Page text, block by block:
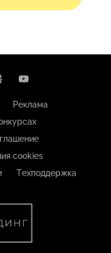
Реклама
cookies
Техподдержка